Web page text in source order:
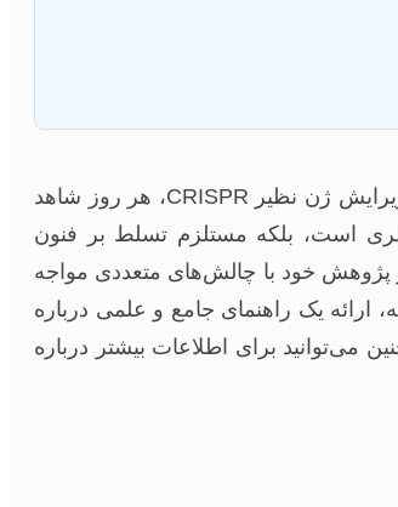
علم ژنتیک، ستون فقرات زیست‌شناسی مدرن، با سرعت سرسام‌آوری در حال تحول است. از کشف ساختار DNA تا ظهور تکنیک‌های ویرایش ژن نظیر CRISPR، هر روز شاهد
است، بلکه مستلزم تسلط بر فنون
پژوهش خود با چالش‌های متعددی مواجه
یک راهنمای جامع و علمی درباره
می‌توانید برای اطلاعات بیشتر درباره